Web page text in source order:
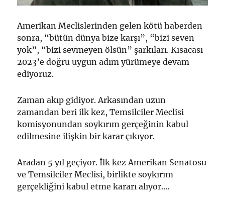
Amerikan Meclislerinden gelen kötü haberden
sonra, “bütün dünya bize karşı”, “bizi seven
yok”, “bizi sevmeyen ölsün” şarkıları. Kısacası
2023’e doğru uygun adım yürümeye devam
ediyoruz.
Zaman akıp gidiyor. Arkasından uzun
zamandan beri ilk kez, Temsilciler Meclisi
komisyonundan soykırım gerçeğinin kabul
edilmesine ilişkin bir karar çıkıyor.
Aradan 5 yıl geçiyor. İlk kez Amerikan Senatosu
ve Temsilciler Meclisi, birlikte soykırım
gerçekliğini kabul etme kararı alıyor.…